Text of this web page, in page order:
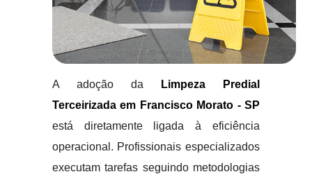
A adoção da
Limpeza Predial
Terceirizada em Francisco Morato - SP
está diretamente ligada à eficiência
operacional. Profissionais especializados
executam tarefas seguindo metodologias